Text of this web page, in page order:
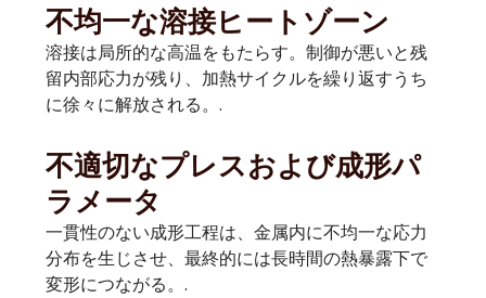
不均一な溶接ヒートゾーン
溶接は局所的な高温をもたらす。制御が悪いと残
留内部応力が残り、加熱サイクルを繰り返すうち
に徐々に解放される。.
不適切なプレスおよび成形パ
ラメータ
一貫性のない成形工程は、金属内に不均一な応力
分布を生じさせ、最終的には長時間の熱暴露下で
変形につながる。.